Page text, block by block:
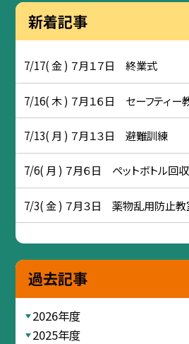
新着記事
7/17( 金 ) ７月１７日 終業式
7/16( 木 ) ７月１６日 セーフティー
7/13( 月 ) ７月１３日 避難訓練
7/6( 月 ) ７月６日 ペットボトル回
7/3( 金 ) ７月３日 薬物乱用防止教
過去記事
2026年度
2025年度